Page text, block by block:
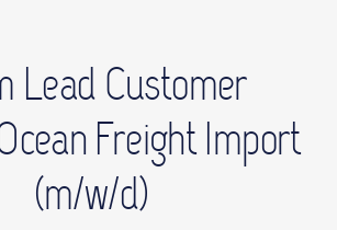
Lead Customer
Freight Import
(m/w/d)